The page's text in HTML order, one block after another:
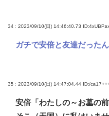
34 : 2023/09/10(日) 14:46:40.73
ガチで安倍と友達だった
35 : 2023/09/10(日) 14:47:04.44 ID:/
安倍「わたしの～お墓の